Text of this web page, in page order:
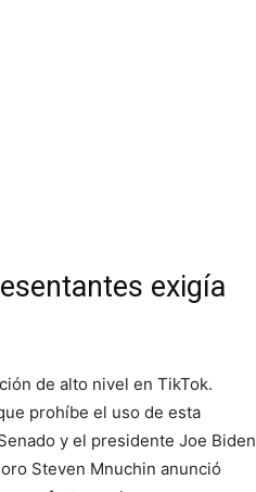
exigía
de alto nivel en TikTok.
prohíbe el uso de esta
y el presidente Joe Biden
Steven Mnuchin anunció